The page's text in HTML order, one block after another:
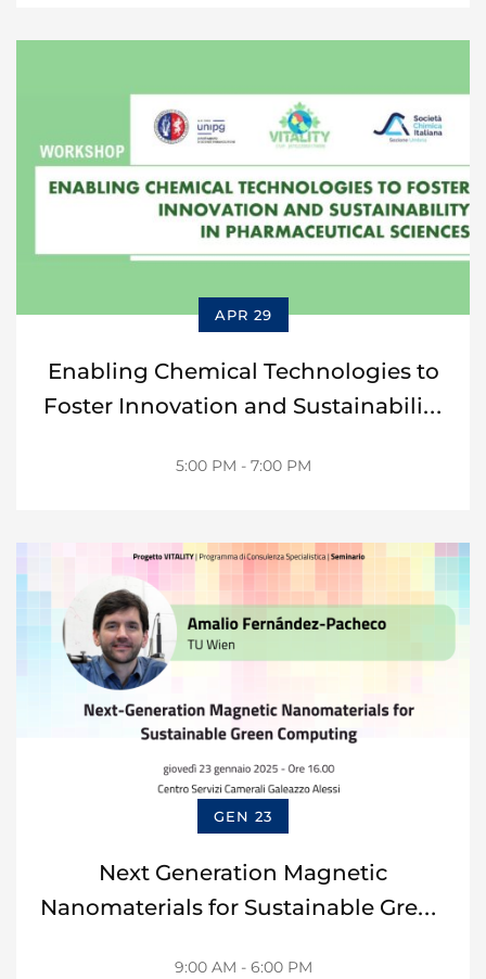
APR 29
Enabling Chemical Technologies to
Foster Innovation and Sustainability
5:00 PM - 7:00 PM
GEN 23
Next Generation Magnetic
Nanomaterials for Sustainable Green
9:00 AM - 6:00 PM